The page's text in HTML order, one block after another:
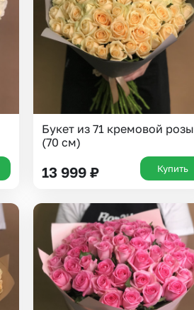
Букет из 71 кремовой розы
(70 см)
13 999 ₽ Купить